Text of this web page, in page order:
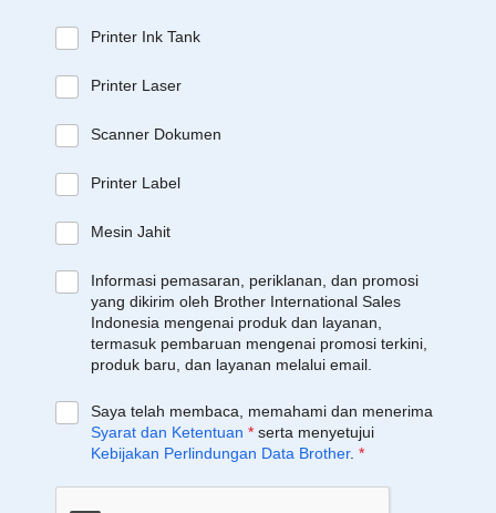
Printer Ink Tank
Printer Laser
Scanner Dokumen
Printer Label
Mesin Jahit
Informasi pemasaran, periklanan, dan promosi
yang dikirim oleh Brother International Sales
Indonesia mengenai produk dan layanan,
termasuk pembaruan mengenai promosi terkini,
produk baru, dan layanan melalui email.
Saya telah membaca, memahami dan menerima
Syarat dan Ketentuan * serta menyetujui
Kebijakan Perlindungan Data Brother. *